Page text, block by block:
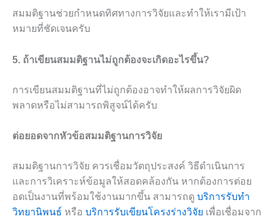
สมมติฐานช่วยกำหนดทิศทางการวิจัยและทำให้เรามีเป้า
หมายที่ชัดเจนครับ
5. ถ้าเขียนสมมติฐานไม่ถูกต้องจะเกิดอะไรขึ้น?
การเขียนสมมติฐานที่ไม่ถูกต้องอาจทำให้ผลการวิจัยผิด
พลาดหรือไม่สามารถพิสูจน์ได้ครับ
ต่อยอดจากหัวข้อสมมติฐานการวิจัย
สมมติฐานการวิจัย ควรเชื่อมวัตถุประสงค์ วิธีดำเนินการ
และการวิเคราะห์ข้อมูลให้สอดคล้องกัน หากต้องการต่อย
อดเป็นงานที่พร้อมใช้งานมากขึ้น สามารถดู บริการรับทำ
วิทยานิพนธ์ หรือ บริการรับเขียนโครงร่างวิจัย เพื่อเชื่อมจาก